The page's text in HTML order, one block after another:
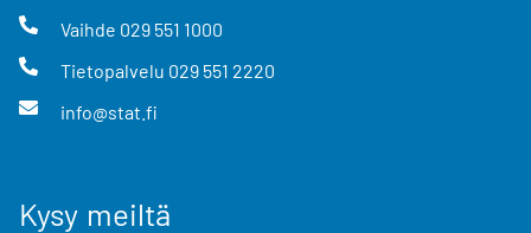
Vaihde 029 551 1000
Tietopalvelu 029 551 2220
info@stat.fi
Kysy meiltä